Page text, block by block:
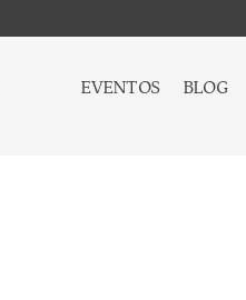
EVENTOS BLOG